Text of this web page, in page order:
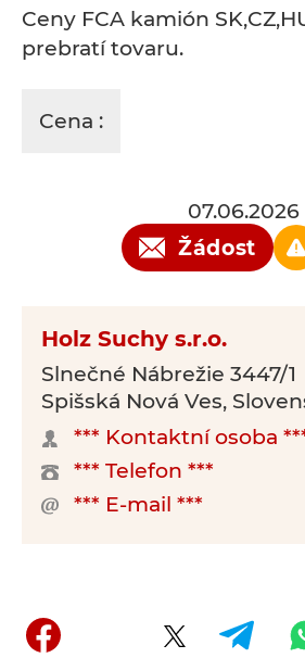
Ceny FCA kamión
prebratí tovaru.
Cena :
07.06.2026
Žádost
Holz Suchy s.r.o.
Slnečné Nábrežie 3447/1
Spišská Nová Ves,
*** Kontaktní osoba
*** Telefon ***
*** E-mail ***